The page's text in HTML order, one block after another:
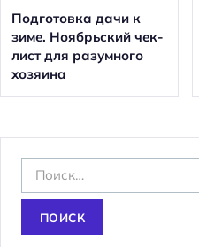
Подготовка дачи к
зиме. Ноябрьский чек-
лист для разумного
хозяина
а